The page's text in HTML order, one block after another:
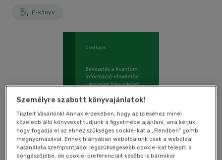
E-könyv
Személyre szabott könyvajánlatok!
Tisztelt Vásárlónk! Annak érdekében, hogy az ízléséhez minél
közelebb álló könyveket tudjunk a figyelmébe ajánlani, arra kérjük,
hogy fogadja el az ehhez szükséges cookie-kat a „Rendben” gomb
megnyomásával. Ennek hiányában weboldalunk csak a weboldal
használata szempontjából legszükségesebb cookie-kat telepíti a
böngészőjébe, de cookie-preferenciáit később is bármikor